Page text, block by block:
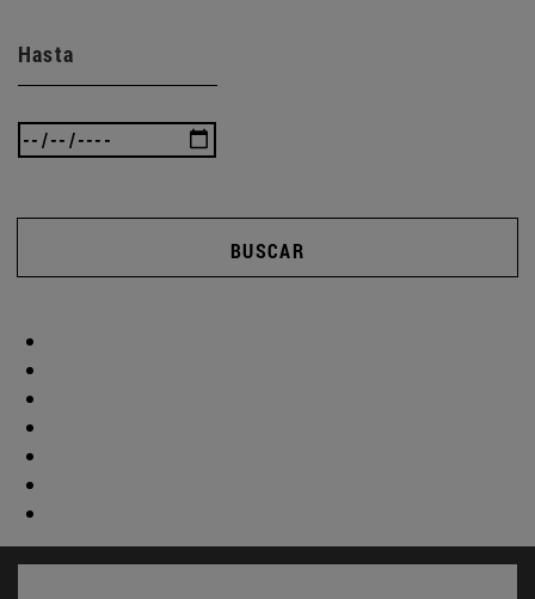
Hasta
BUSCAR